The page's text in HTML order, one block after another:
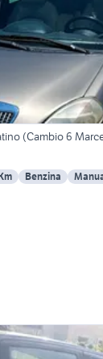
(Cambio 6
Benzina